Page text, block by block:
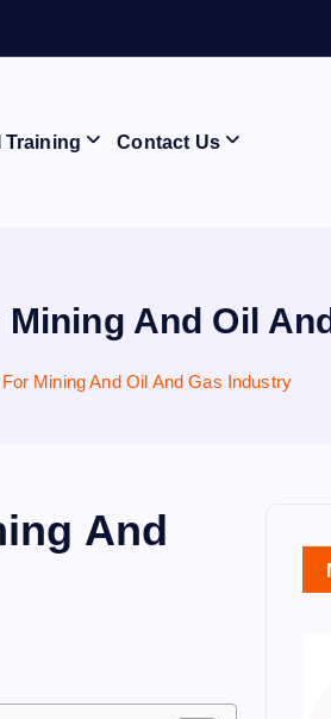
Training Contact Us
And Oil
Mining And Oil And Gas Industry
And